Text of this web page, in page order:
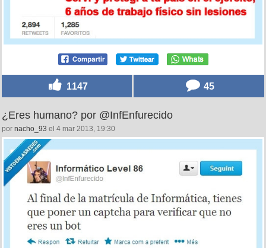
1147 45
¿Eres humano? por @InfEnfurecido
por nacho_93 el 4 mar 2013, 19:30